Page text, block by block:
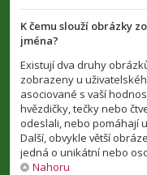
K čemu slouží obrázky
jména?
Existují dva druhy
zobrazeny u
asociované s vaší
hvězdičky, tečky nebo
odeslali, nebo pomáhají
Další, obvykle větší
jedná o unikátní nebo
Nahoru